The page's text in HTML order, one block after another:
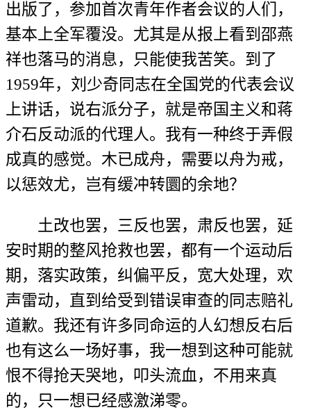
出版了，参加首次青年作者会议的人们，
基本上全军覆没。尤其是从报上看到邵燕
祥也落马的消息，只能使我苦笑。到了
1959年，刘少奇同志在全国党的代表会议
上讲话，说右派分子，就是帝国主义和蒋
介石反动派的代理人。我有一种终于弄假
成真的感觉。木已成舟，需要以舟为戒，
以惩效尤，岂有缓冲转圜的余地？
土改也罢，三反也罢，肃反也罢，延
安时期的整风抢救也罢，都有一个运动后
期，落实政策，纠偏平反，宽大处理，欢
声雷动，直到给受到错误审查的同志赔礼
道歉。我还有许多同命运的人幻想反右后
也有这么一场好事，我一想到这种可能就
恨不得抢天哭地，叩头流血，不用来真
的，只一想已经感激涕零。